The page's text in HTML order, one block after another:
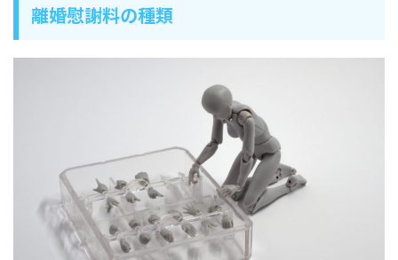
離婚慰謝料の種類